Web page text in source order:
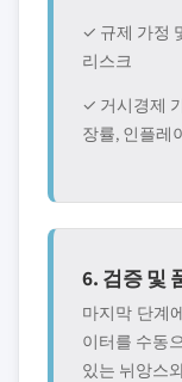
✓ 규제 가정
리스크
✓ 거시경제
장률, 인플레
6. 검증 및
마지막 단계
이터를 수동
있는 뉘앙스